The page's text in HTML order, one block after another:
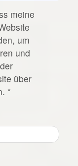
meine
um
und
über
*